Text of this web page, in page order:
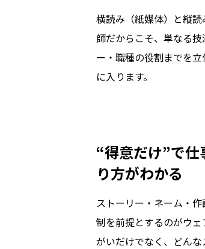
横読み（紙媒体）と縦
師だからこそ、単なる
ー・職種の役割までを
に入ります。
“得意だけ”で
り方がわかる
ストーリー・ネーム・
制を前提とするのがウ
がいだけでなく、どん